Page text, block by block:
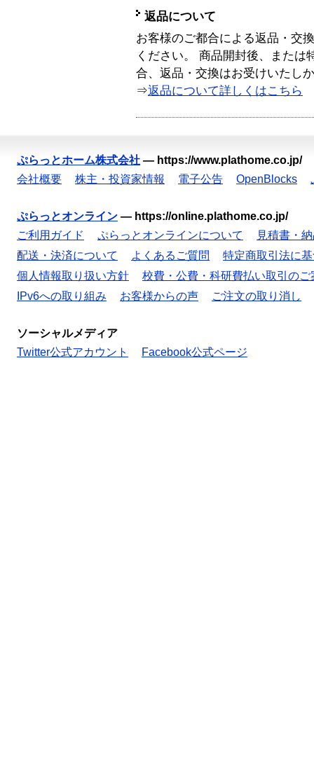
返品について
お客様のご都合による返品・交
ください。 商品開封後、または
合、返品・交換はお受けいたし
⇒返品について詳しくはこちら
ぷらっとホーム株式会社 — https://www.plathome.co.jp/
会社概要
株主・投資家情報 電子公告 OpenBlocks
ぷらっとオンライン — https://online.plathome.co.jp/
ご利用ガイド
ぷらっとオンラインについて
見積書・
配送・決済について
よくあるご質問
特定商取引法に
個人情報取り扱い方針
校費・公費・科研費払い取引のご
IPv6への取り組み
お客様からの声 ご注文の取り消し
ソーシャルメディア
Twitter公式アカウント
Facebook公式ページ